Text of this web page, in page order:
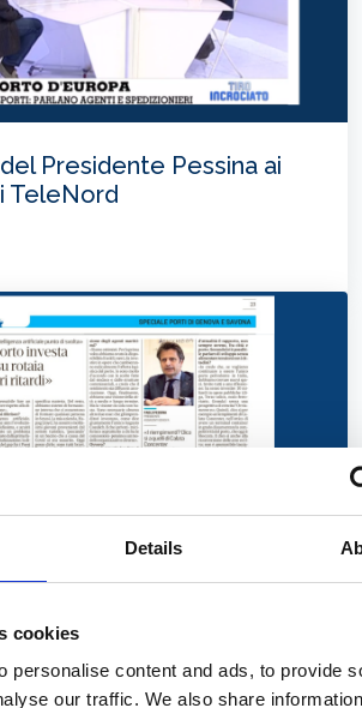
Details
cookies
personalise content and ads, to provide
our traffic. We also share
Presidente Pessina ai
TeleNord
Pessina al Secolo XIX:
e investimenti